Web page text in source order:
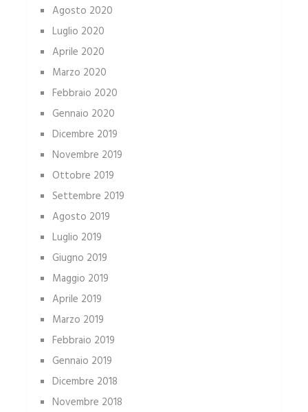
Agosto 2020
Luglio 2020
Aprile 2020
Marzo 2020
Febbraio 2020
Gennaio 2020
Dicembre 2019
Novembre 2019
Ottobre 2019
Settembre 2019
Agosto 2019
Luglio 2019
Giugno 2019
Maggio 2019
Aprile 2019
Marzo 2019
Febbraio 2019
Gennaio 2019
Dicembre 2018
Novembre 2018